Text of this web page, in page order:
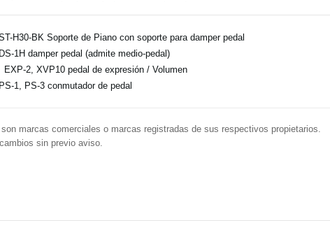
H30-BK Soporte de Piano con soporte para damper pedal
DS-1H damper pedal (admite medio-pedal)
EXP-2, XVP10 pedal de expresión / Volumen
PS-1, PS-3 conmutador de pedal
marcas comerciales o marcas registradas de sus respectivos propietarios.
sin previo aviso.